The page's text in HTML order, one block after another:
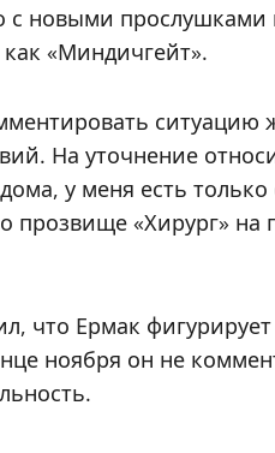
с новыми прослушками
«Миндичгейт».
ситуацию
На уточнение
у меня есть
прозвище «Хирург»
что Ермак
ноября он не